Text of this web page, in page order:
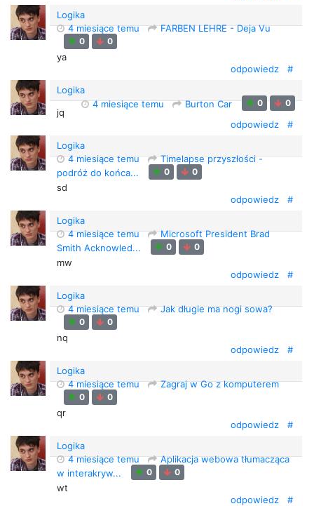
Logika
4 miesiące temu
FARBEN LEHRE - Deja Vu
0 0
ya
odpowiedz
#
Logika
4 miesiące temu
Burton Car 0 0
jq
odpowiedz
#
Logika
4 miesiące temu
Timelapse przyszłości -
podróż do końca...
0 0
sd
odpowiedz
#
Logika
4 miesiące temu
Microsoft President Brad
Smith Acknowled...
0 0
mw
odpowiedz
#
Logika
4 miesiące temu
Jak długie ma nogi sowa?
0 0
nq
odpowiedz
#
Logika
4 miesiące temu
Zagraj w Go z komputerem
0 0
qr
odpowiedz
#
Logika
4 miesiące temu
Aplikacja webowa tłumacząca
w interakryw...
0 0
wt
odpowiedz
#